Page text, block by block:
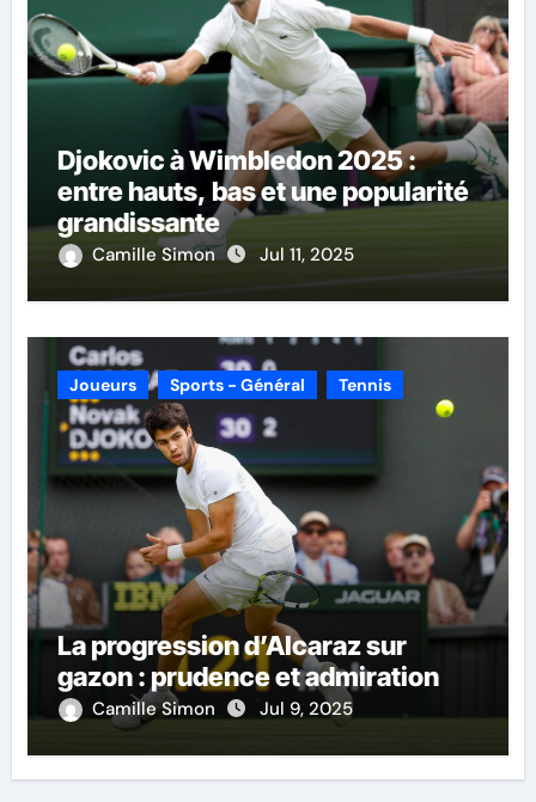
Djokovic à Wimbledon 2025 :
entre hauts, bas et une popularité
grandissante
Camille Simon Jul 11, 2025
Joueurs Sports - Général Tennis
La progression d’Alcaraz sur
gazon : prudence et admiration
Camille Simon Jul 9, 2025